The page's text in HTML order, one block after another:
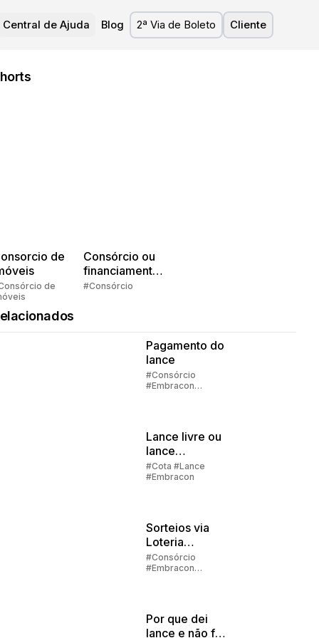
Central de Ajuda Blog 2ª Via de Boleto Cliente
de
de
Consórcio ou
financiamento?
Quem pensa
#Consórcio
Pagamento do
lance
#Consórcio
#Embracon
Lance livre ou
lance
embutido?
#Cota #Lance
#Embracon
Sorteios via
Loteria
Federal:
grupos com
#Consórcio
#Embracon
Por que dei
lance e não fui